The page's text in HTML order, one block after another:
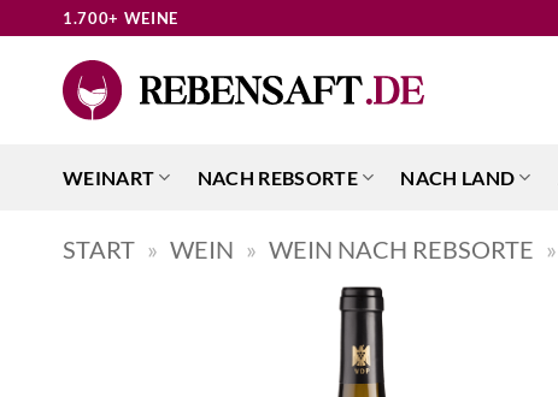
springen
1.700+ WEINE
WEINART NACH REBSORTE NACH LAND
START » WEIN » WEIN NACH REBSORTE »